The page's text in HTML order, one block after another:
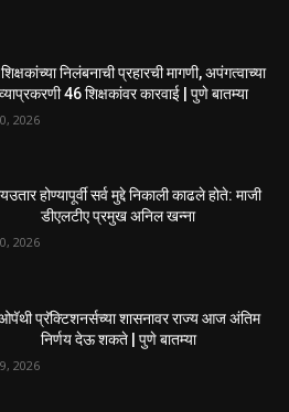
निलंबनाची प्रहारची मागणी, अपंगत्वाच्या
46 शिक्षकांवर कारवाई | पुणे बातम्या
2026
होण्यापूर्वी सर्व मुद्दे निकाली काढले होते: माजी
डीएलटीए प्रमुख अनिल खन्ना
2026
प्रॅक्टिशनर्सच्या शासनावर राज्य आज अंतिम
निर्णय देऊ शकते | पुणे बातम्या
2026